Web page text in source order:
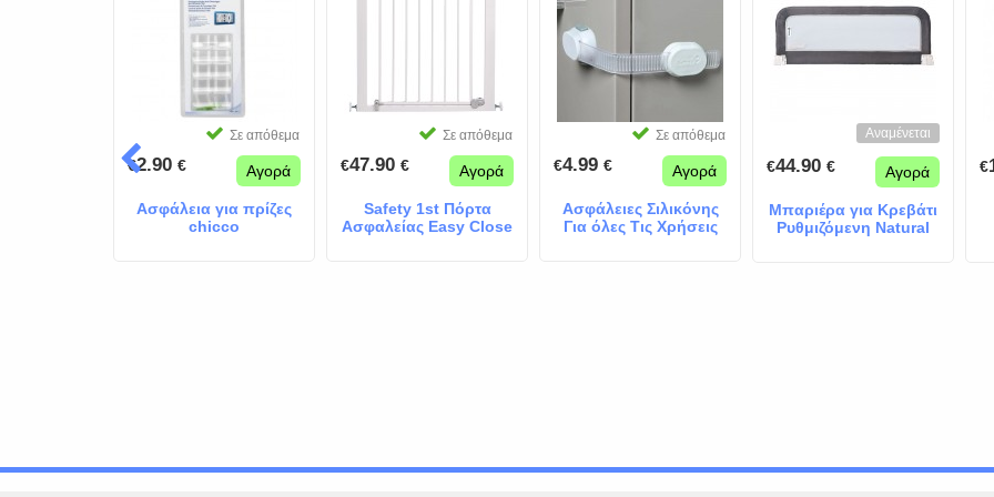
Σε απόθεμα
€2.90 € Αγορά
Ασφάλεια για πρίζες
chicco
Σε απόθεμα
€47.90 € Αγορά
Safety 1st Πόρτα
Ασφαλείας Easy Close
Σε απόθεμα
€4.99 € Αγορά
Ασφάλειες Σιλικόνης
Για όλες Τις Χρήσεις
Αναμένεται
€44.90 € Αγορά
Μπαριέρα για Κρεβάτι
Ρυθμιζόμενη Natural
€